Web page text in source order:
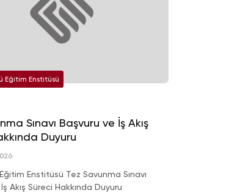
Eğitim Enstitüsü
Sınavı Başvuru ve İş Akış
Duyuru
Enstitüsü Tez Savunma Sınavı
Akış Süreci Hakkında Duyuru